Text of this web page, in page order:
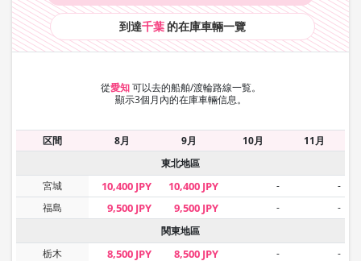
到達千葉 的在庫車輛一覽
從愛知 可以去的船舶/渡輪路線一覧。
顯示3個月內的在庫車輛信息。
区間 8月 9月 10月
11月
東北地區
宮城
10,400 JPY 10,400 JPY -
-
福島
9,500 JPY 9,500 JPY -
-
関東地區
栃木
8,500 JPY 8,500 JPY -
-